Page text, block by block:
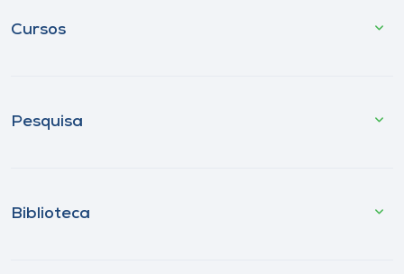
Cursos
Pesquisa
Biblioteca